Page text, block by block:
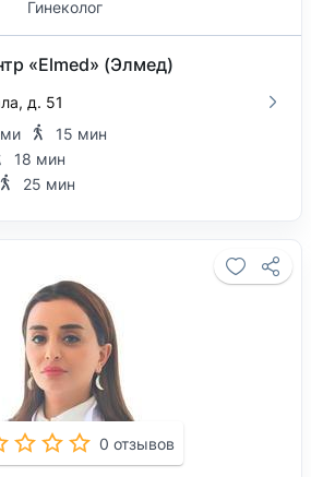
Гинеколог
«Elmed» (Элмед)
д. 51
15 мин
18 мин
25 мин
0 отзывов